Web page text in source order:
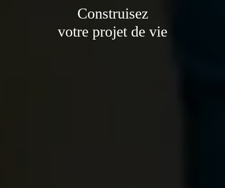
Construisez
votre projet de vie